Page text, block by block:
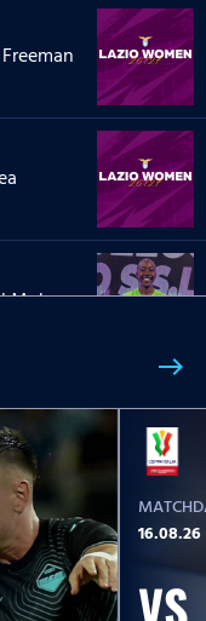
Mukasa
a
Masu
east
16.08.26
VS